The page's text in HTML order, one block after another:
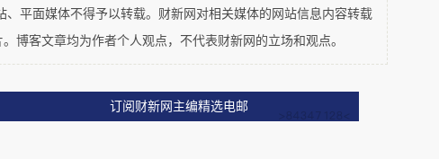
糕点店等。
起，虽然有所进展，但每日新增病例仍未下降到
、平面媒体不得予以转载。财新网对相关媒体的网站信息内容转载
博客文章均为作者个人观点，不代表财新网的立场和观点。
订阅财新网主编精选电邮